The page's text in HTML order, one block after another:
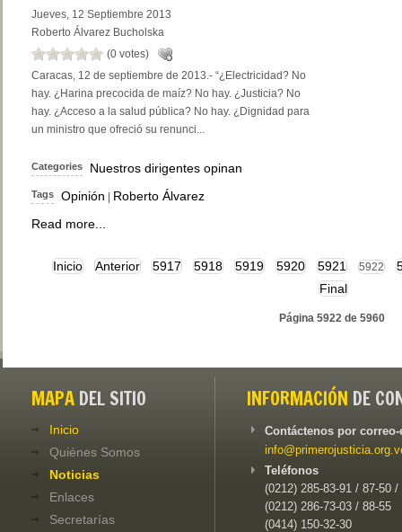
Jueves, 12 Septiembre 2013
Roberto Álvarez Bucholska
(0 votes)
Caracas, 12 de septiembre de 2013.- “¿Electricidad? No
hay. ¿Harina precocida de maíz? No hay. ¿Justicia? No
hay. ¿Acceso a la salud pública? No hay. ¿Dignidad para
un ministro que ofreció su renunci...
Categories Nuestros dirigentes opinan
Tags Opinión
Roberto Álvarez
Read more...
Inicio Anterior 5917 5918 5919 5920 5921 5922
Final
Página 5922 de 5960
MAPA DEL SITIO
Inicio
Quiénes Somos
Noticias
Enlaces
Secretarías
INFORMACIÓN DE
Contáctenos por
Teléfonos
(0212) 285-83-91 / 87-50 /
(0212) 286-73-03 / 88-55
(0414) 150-32-30